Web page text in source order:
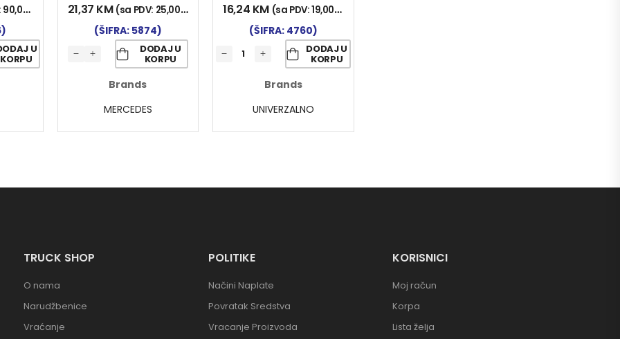
90,00 KM
U
KORPU
21,37 KM (sa PDV: 25,00KM
(ŠIFRA: 5874)
DODAJ U
KORPU
Brands
MERCEDES
16,24 KM (sa PDV:19,00KM
(ŠIFRA: 4760)
DODAJ U
KORPU
Brands
UNIVERZALNO
TRUCK SHOP
O nama
Narudžbenice
Vraćanje
POLITIKE
Načini Naplate
Povratak Sredstva
Vracanje Proizvoda
KORISNICI
Moj račun
Korpa
Lista želja